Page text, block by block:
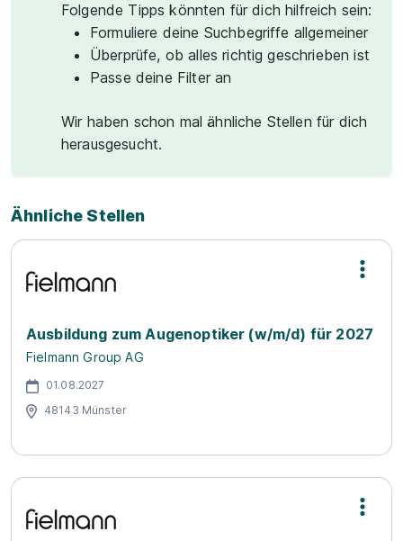
Folgende Tipps könnten für dich hilfreich sein:
Formuliere deine Suchbegriffe allgemeiner
Überprüfe, ob alles richtig geschrieben ist
Passe deine Filter an
Wir haben schon mal ähnliche Stellen für dich
herausgesucht.
Ähnliche Stellen
Ausbildung zum Augenoptiker (w/m/d) für 2027
Fielmann Group AG
01.08.2027
48143 Münster